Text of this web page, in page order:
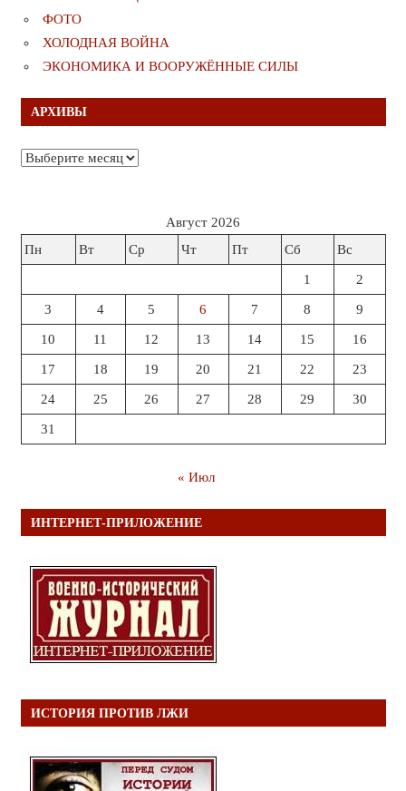
ФОТО
ХОЛОДНАЯ ВОЙНА
ЭКОНОМИКА И ВООРУЖЁННЫЕ СИЛЫ
АРХИВЫ
Архивы
Август 2026
Пн
Вт Ср Чт Пт Сб Вс
1 2
3 4 5 6 7 8 9
10 11 12 13 14 15 16
17 18 19 20 21 22 23
24 25 26 27 28 29 30
31
« Июл
ИНТЕРНЕТ-ПРИЛОЖЕНИЕ
ИСТОРИЯ ПРОТИВ ЛЖИ